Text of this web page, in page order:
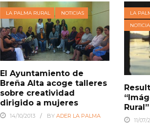
LA PALMA RURAL NOTICIAS
El Ayuntamiento de
Breña Alta acoge talleres
sobre creatividad
dirigido a mujeres
14/10/2013 BYADER LA PALMA
LA
Rural”
11/07/